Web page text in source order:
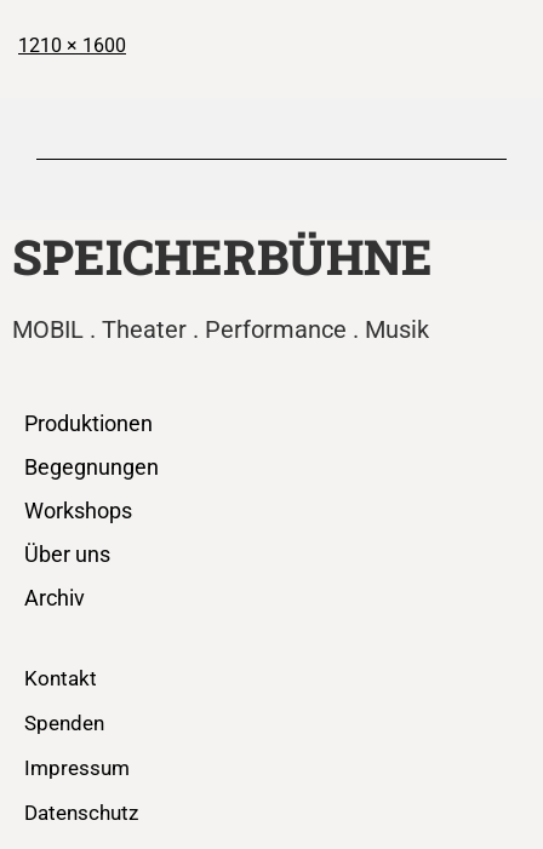
1210 × 1600
SPEICHERBÜHNE
MOBIL . Theater . Performance . Musik
Produktionen
Begegnungen
Workshops
Über uns
Archiv
Kontakt
Spenden
Impressum
Datenschutz